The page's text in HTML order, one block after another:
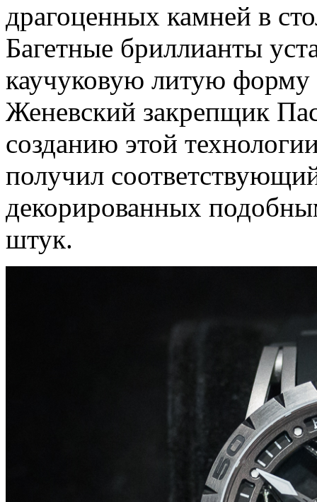
драгоценных камней в
Багетные бриллианты
каучуковую литую форму
Женевский закрепщик
созданию этой
получил
декорированных
штук.